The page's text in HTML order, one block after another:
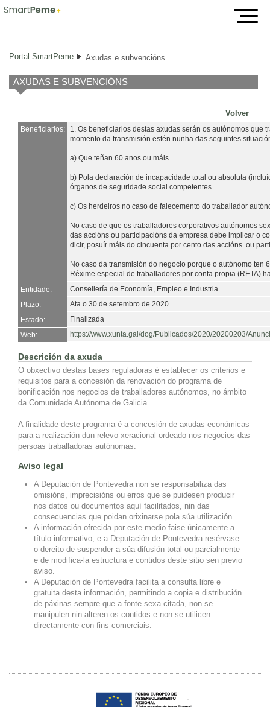
Axudas e subvencións
Portal SmartPeme Axudas e subvencións
AXUDAS E SUBVENCIÓNS
Volver
Beneficiarios:
1. Os beneficiarios destas axudas serán os autónomos que
momento da transmisión estén nunha das seguintes
a) Que teñan 60 anos ou máis.
b) Pola declaración de incapacidade total ou absoluta
órganos de seguridade social competentes.
c) Os herdeiros no caso de falecemento do traballador
No caso de que os traballadores corporativos autónomos
das accións ou participacións da empresa debe implicar o
dicir, posuír máis do cincuenta por cento das accións. ou
No caso da transmisión do negocio porque o autónomo ten
Réxime especial de traballadores por conta propia (RETA)
Entidade:
Consellería de Economía, Empleo e Industria
Plazo:
Ata o 30 de setembro de 2020.
Estado:
Finalizada
Web:
https://www.xunta.gal/dog/Publicados/2020/20200203/
Descrición da axuda
O obxectivo destas bases reguladoras é establecer os criterios e
requisitos para a concesión da renovación do programa de
bonificación nos negocios de traballadores autónomos, no ámbito
da Comunidade Autónoma de Galicia.
A finalidade deste programa é a concesión de axudas económicas
para a realización dun relevo xeracional ordeado nos negocios das
persoas traballadoras autónomas.
Aviso legal
A Deputación de Pontevedra non se responsabiliza das
omisións, imprecisións ou erros que se puidesen producir
nos datos ou documentos aquí facilitados, nin das
consecuencias que poidan orixinarse pola súa utilización.
A información ofrecida por este medio faise únicamente a
título informativo, e a Deputación de Pontevedra resérvase
o dereito de suspender a súa difusión total ou parcialmente
e de modifica-la estructura e contidos deste sitio sen previo
aviso.
A Deputación de Pontevedra facilita a consulta libre e
gratuita desta información, permitindo a copia e distribución
de páxinas sempre que a fonte sexa citada, non se
manipulen nin alteren os contidos e non se utilicen
directamente con fins comerciais.